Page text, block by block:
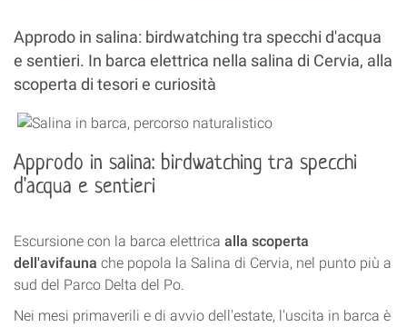
Approdo in salina: birdwatching tra specchi d'acqua
e sentieri. In barca elettrica nella salina di Cervia, alla
scoperta di tesori e curiosità
Approdo in salina: birdwatching tra specchi
d'acqua e sentieri
Escursione con la barca elettrica alla scoperta
dell'avifauna che popola la Salina di Cervia, nel punto più a
sud del Parco Delta del Po.
Nei mesi primaverili e di avvio dell'estate, l'uscita in barca è